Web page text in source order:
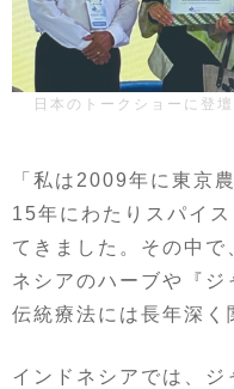
日本のトークショーに登
「私は2009年に東京
15年にわたりスパイ
てきました。その中で
ネシアのハーブや『
伝統療法には長年深く
インドネシアでは、ジ